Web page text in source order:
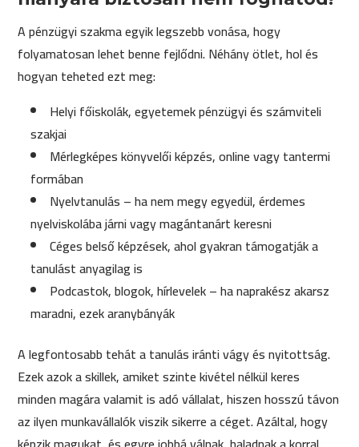
A pénzügyi szakma egyik legszebb vonása, hogy
folyamatosan lehet benne fejlődni. Néhány ötlet, hol és
hogyan teheted ezt meg:
Helyi főiskolák, egyetemek pénzügyi és számviteli
szakjai
Mérlegképes könyvelői képzés, online vagy tantermi
formában
Nyelvtanulás – ha nem megy egyedül, érdemes
nyelviskolába járni vagy magántanárt keresni
Céges belső képzések, ahol gyakran támogatják a
tanulást anyagilag is
Podcastok, blogok, hírlevelek – ha naprakész akarsz
maradni, ezek aranybányák
A legfontosabb tehát a tanulás iránti vágy és nyitottság.
Ezek azok a skillek, amiket szinte kivétel nélkül keres
minden magára valamit is adó vállalat, hiszen hosszú távon
az ilyen munkavállalók viszik sikerre a céget. Azáltal, hogy